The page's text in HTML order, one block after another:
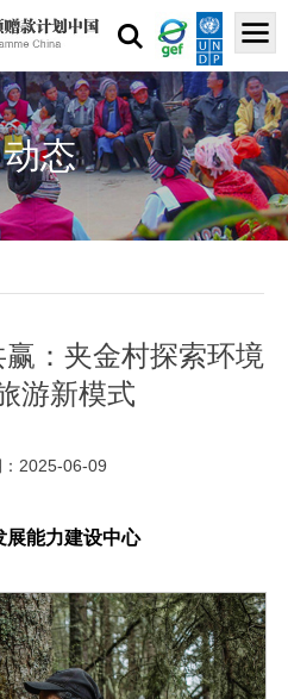
态
：夹金村探索环境
游新模式
2025-06-09
展能力建设中心